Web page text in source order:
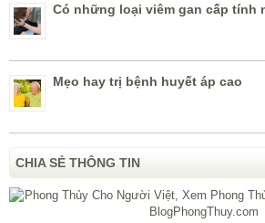
Có những loại viêm gan cấp tính
Mẹo hay trị bệnh huyết áp cao
CHIA SẺ THÔNG TIN